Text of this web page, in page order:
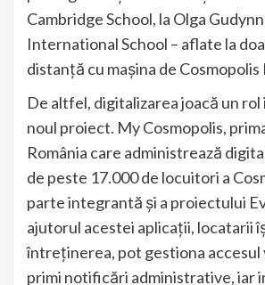
Cambridge School, la Olga
International School – aflate la
distanță cu mașina de Cosmopolis
De altfel, digitalizarea joacă un
noul proiect. My Cosmopolis,
România care administrează
de peste 17.000 de locuitori a
parte integrantă și a proiectului
ajutorul acestei aplicații, locatarii
întreținerea, pot gestiona
primi notificări administrative, iar